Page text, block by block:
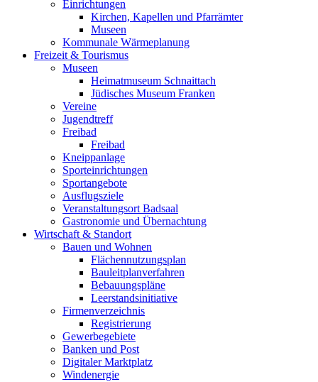
Einrichtungen
Kirchen, Kapellen und Pfarrämter
Museen
Kommunale Wärmeplanung
Freizeit & Tourismus
Museen
Heimatmuseum Schnaittach
Jüdisches Museum Franken
Vereine
Jugendtreff
Freibad
Freibad
Kneippanlage
Sporteinrichtungen
Sportangebote
Ausflugsziele
Veranstaltungsort Badsaal
Gastronomie und Übernachtung
Wirtschaft & Standort
Bauen und Wohnen
Flächennutzungsplan
Bauleitplanverfahren
Bebauungspläne
Leerstandsinitiative
Firmenverzeichnis
Registrierung
Gewerbegebiete
Banken und Post
Digitaler Marktplatz
Windenergie